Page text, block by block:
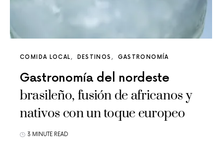
COMIDA LOCAL DESTINOS GASTRONOMÍA
Gastronomía del nordeste
brasileño, fusión de africanos y
nativos con un toque europeo
3 MINUTE READ